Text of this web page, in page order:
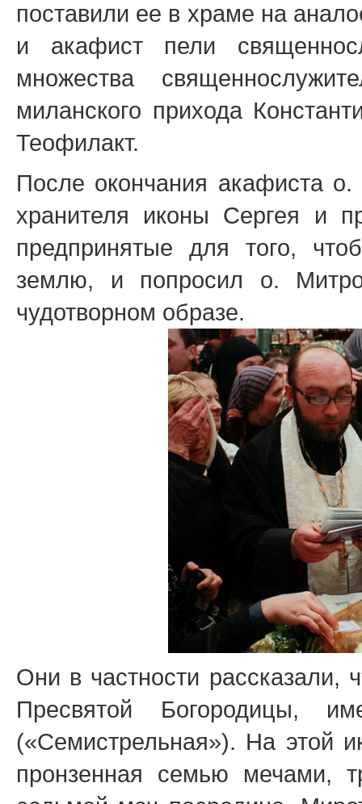
поставили ее в храме на
и акафист пели
множества
миланского прихода
Теофилакт.
После окончания акафиста
хранителя иконы Сергея и
предпринятые для того,
землю, и попросил о.
чудотворном образе.
Они в частности рассказали,
Пресвятой Богородицы,
(«Семистрельная»). На этой
пронзенная семью мечами,